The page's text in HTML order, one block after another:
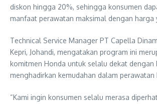
diskon hingga 20%, sehingga konsumen
manfaat perawatan maksimal dengan harga
Technical Service Manager PT Capella
Kepri, Johandi, mengatakan program ini
komitmen Honda untuk selalu dekat dengan
menghadirkan kemudahan dalam perawatan
“Kami ingin konsumen selalu merasa